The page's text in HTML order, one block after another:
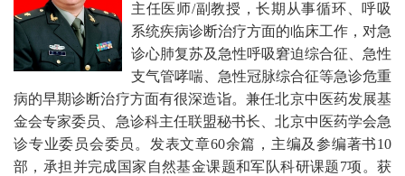
主任医师/副教授，长期从事循环、呼吸
系统疾病诊断治疗方面的临床工作，对急
诊心肺复苏及急性呼吸窘迫综合征、急性
支气管哮喘、急性冠脉综合征等急诊危重
病的早期诊断治疗方面有很深造诣。兼任北京中医药发展基
金会专家委员、急诊科主任联盟秘书长 、北京中医药学会急
诊专业委员会委员。发表文章60余篇，主编及参编著书10
部，承担并完成国家自然基金课题和军队科研课题7项。获